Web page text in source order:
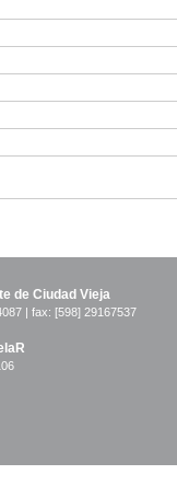
de Ciudad Vieja
| fax: [598] 29167537